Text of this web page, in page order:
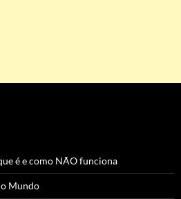
é e como NÃO funciona
Mundo